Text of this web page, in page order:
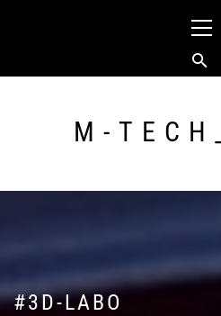
ン
イ
ン
メ
ュ
ー
M-
#3D-LABO